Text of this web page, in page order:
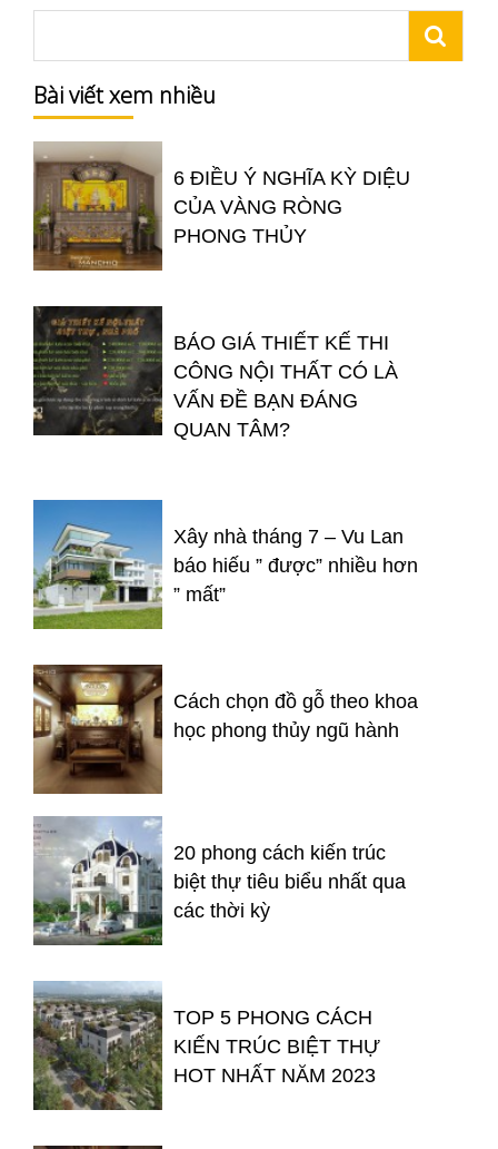
Bài viết xem nhiều
6 ĐIỀU Ý NGHĨA KỲ DIỆU
CỦA VÀNG RÒNG
PHONG THỦY
BÁO GIÁ THIẾT KẾ THI
CÔNG NỘI THẤT CÓ LÀ
VẤN ĐỀ BẠN ĐÁNG
QUAN TÂM?
Xây nhà tháng 7 – Vu Lan
báo hiếu ” được” nhiều hơn
” mất”
Cách chọn đồ gỗ theo khoa
học phong thủy ngũ hành
20 phong cách kiến trúc
biệt thự tiêu biểu nhất qua
các thời kỳ
TOP 5 PHONG CÁCH
KIẾN TRÚC BIỆT THỰ
HOT NHẤT NĂM 2023